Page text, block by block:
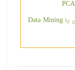
مجموعه فیلم های آموزشی داده کاوی یا Data Mining